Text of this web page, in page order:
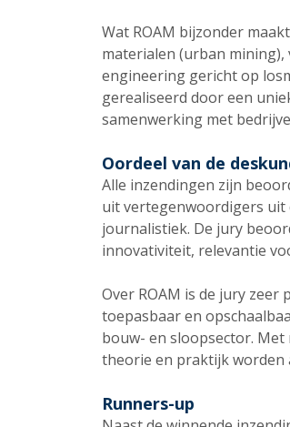
Wat ROAM bijzonder
materialen (urban
engineering gericht op
gerealiseerd door een
samenwerking met
Oordeel van de
Alle inzendingen zijn
uit vertegenwoordigers uit
journalistiek. De jury
innovativiteit, relevantie
Over ROAM is de jury
toepasbaar en
bouw- en sloopsector.
theorie en praktijk worden
Runners-up